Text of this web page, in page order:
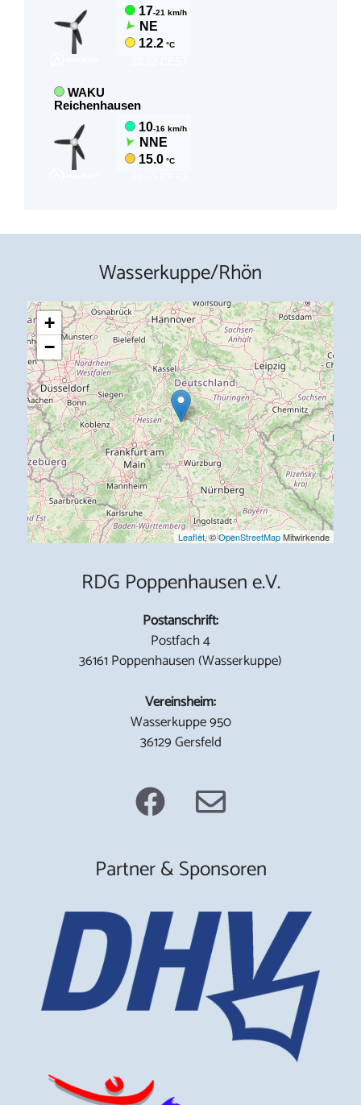
Wasserkuppe/Rhön
+
−
Leaflet, ©OpenStreetMapMitwirkende
RDG Poppenhausen e.V.
Postanschrift:
Postfach 4
36161 Poppenhausen (Wasserkuppe)
Vereinsheim:
Wasserkuppe 950
36129 Gersfeld
Partner & Sponsoren